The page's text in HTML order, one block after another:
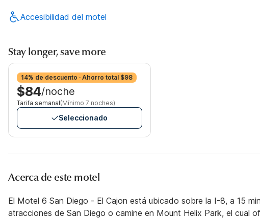
Accesibilidad del motel
Stay longer, save more
14% de descuento · Ahorro total $98
$84/noche
Tarifa semanal(Mínimo 7 noches)
Seleccionado
Acerca de este motel
El Motel 6 San Diego - El Cajon está ubicado sobre la I-8, a 15
atracciones de San Diego o camine en Mount Helix Park, el cual